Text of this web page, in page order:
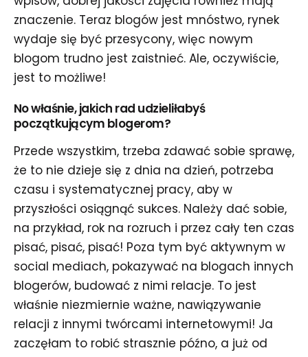
znaczenie. Teraz blogów jest mnóstwo, rynek
wydaje się być przesycony, więc nowym
blogom trudno jest zaistnieć. Ale, oczywiście,
jest to możliwe!
No właśnie, jakich rad udzieliłabyś
początkującym blogerom?
Przede wszystkim, trzeba zdawać sobie sprawę,
że to nie dzieje się z dnia na dzień, potrzeba
czasu i systematycznej pracy, aby w
przyszłości osiągnąć sukces. Należy dać sobie,
na przykład, rok na rozruch i przez cały ten czas
pisać, pisać, pisać! Poza tym być aktywnym w
social mediach, pokazywać na blogach innych
blogerów, budować z nimi relacje. To jest
właśnie niezmiernie ważne, nawiązywanie
relacji z innymi twórcami internetowymi! Ja
zaczęłam to robić strasznie późno, a już od